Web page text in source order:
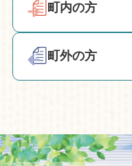
町内の方
町外の方